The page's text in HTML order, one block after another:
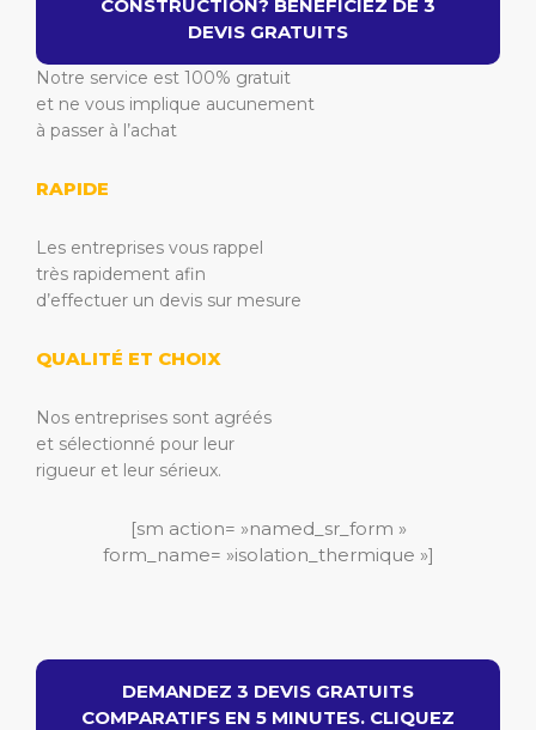
CONSTRUCTION? BENEFICIEZ DE 3
DEVIS GRATUITS
Notre service est 100% gratuit
et ne vous implique aucunement
à passer à l’achat
RAPIDE
Les entreprises vous rappel
très rapidement afin
d’effectuer un devis sur mesure
QUALITÉ ET CHOIX
Nos entreprises sont agréés
et sélectionné pour leur
rigueur et leur sérieux.
[sm action= »named_sr_form »
form_name= »isolation_thermique »]
DEMANDEZ 3 DEVIS GRATUITS
COMPARATIFS EN 5 MINUTES. CLIQUEZ